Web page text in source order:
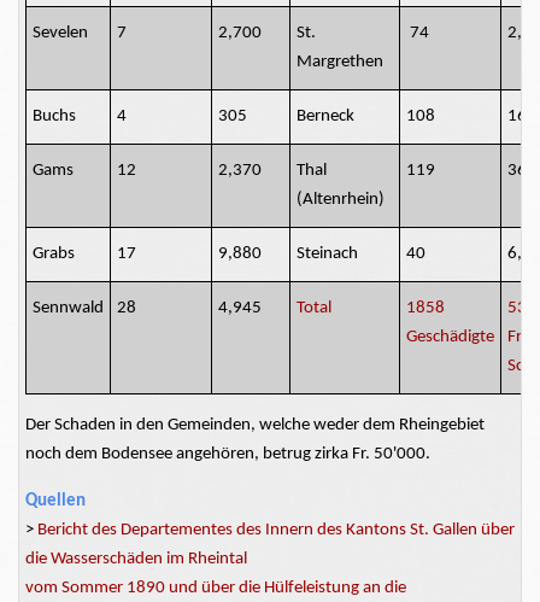
Sevelen 7 2,700
St.
Margrethen
74
Buchs 4 305 Berneck 108
Gams 12 2,370
Thal
(Altenrhein)
119
Grabs 17 9,880 Steinach 40
Sennwald 28 4,945 Total
1858
Geschädigte
Fr.
Der Schaden in den Gemeinden, welche weder dem Rheingebiet
noch dem Bodensee angehören, betrug zirka Fr. 50'000.
Quellen
> Bericht des Departementes des Innern des Kantons St. Gallen über
die Wasserschäden im Rheintal
vom Sommer 1890 und über die Hülfeleistung an die